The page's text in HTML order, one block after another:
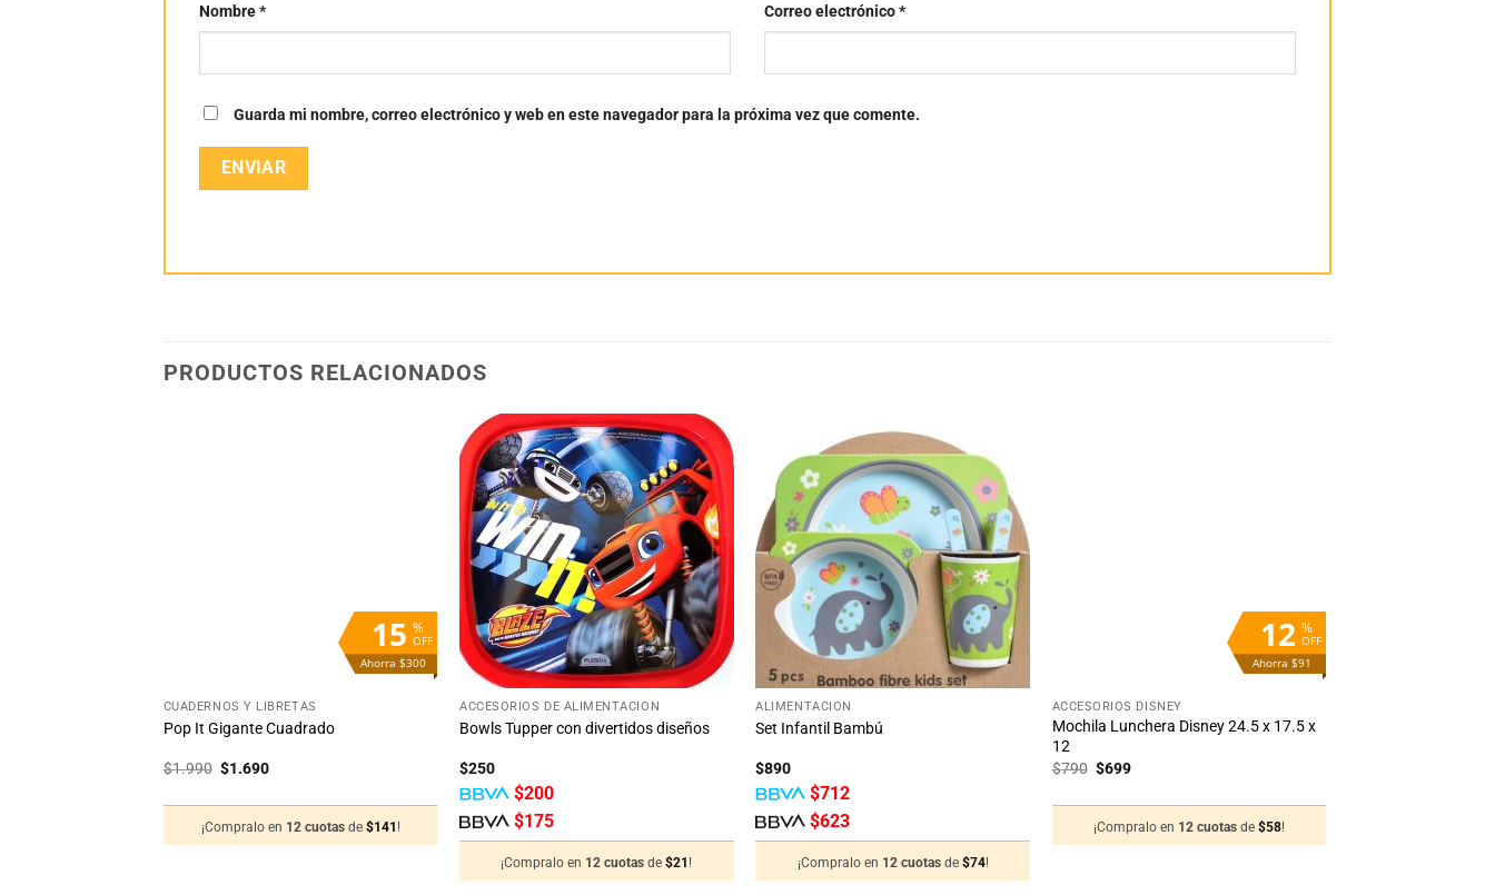
Nombre* Correo electrónico*
Guarda mi nombre, correo electrónico y web en este navegador para la próxima vez que comente.
PRODUCTOS RELACIONADOS
%
OFF
15
Ahorra $300
CUADERNOS Y LIBRETAS
Pop It Gigante Cuadrado
$1.990 El
$1.990.
$1.690El
$1.690.
¡Compralo en 12 cuotas de $141 !
Añadir
a la
lista
de
deseos
+
ACCESORIOS DE ALIMENTACIÓN
Bowls Tupper con divertidos diseños
$250
$200
$175
¡Compralo en 12 cuotasde$21 !
Añadir
a la
lista
de
deseos
ALIMENTACIÓN
Set Infantil Bambú
$890
$712
$623
¡Compralo en 12 cuotas de $74!
%
OFF
12
Ahorra $91
ACCESORIOS DISNEY
Mochila Lunchera Disney 24.5 x 17.5 x
12
$790 El
$790.
$699El
$699.
¡Compralo en 12 cuotas de $58!